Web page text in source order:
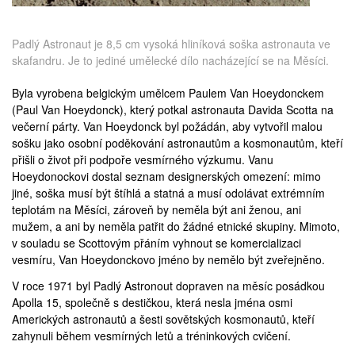
Padlý Astronaut je 8,5 cm vysoká hliníková soška astronauta ve
skafandru. Je to jediné umělecké dílo nacházející se na Měsíci.
Byla vyrobena belgickým umělcem Paulem Van Hoeydonckem
(Paul Van Hoeydonck), který potkal astronauta Davida Scotta na
večerní párty. Van Hoeydonck byl požádán, aby vytvořil malou
sošku jako osobní poděkování astronautům a kosmonautům, kteří
přišli o život při podpoře vesmírného výzkumu. Vanu
Hoeydonockovi dostal seznam designerských omezení: mimo
jiné, soška musí být štíhlá a statná a musí odolávat extrémním
teplotám na Měsíci, zároveň by neměla být ani ženou, ani
mužem, a ani by neměla patřit do žádné etnické skupiny. Mimoto,
v souladu se Scottovým přáním vyhnout se komercializaci
vesmíru, Van Hoeydonckovo jméno by nemělo být zveřejněno.
V roce 1971 byl Padlý Astronout dopraven na měsíc posádkou
Apolla 15, společně s destičkou, která nesla jména osmi
Amerických astronautů a šesti sovětských kosmonautů, kteří
zahynuli během vesmírných letů a tréninkových cvičení.